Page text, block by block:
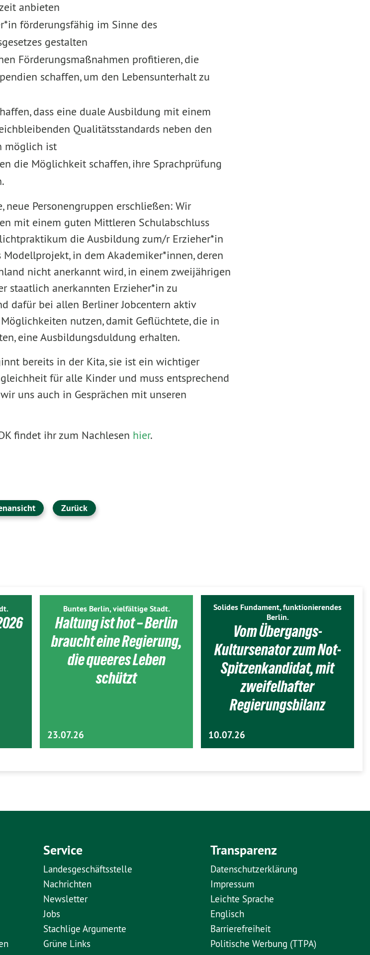
anbieten
förderungsfähig im Sinne des
gestalten
Förderungsmaßnahmen profitieren, die
schaffen, um den Lebensunterhalt zu
dass eine duale Ausbildung mit einem
Qualitätsstandards neben den
möglich ist
die Möglichkeit schaffen, ihre Sprachprüfung
Personengruppen erschließen: Wir
mit einem guten Mittleren Schulabschluss
die Ausbildung zum/r Erzieher*in
in dem Akademiker*innen, deren
nicht anerkannt wird, in einem zweijährigen
staatlich anerkannten Erzieher*in zu
dafür bei allen Berliner Jobcentern aktiv
nutzen, damit Geflüchtete, die in
eine Ausbildungsduldung erhalten.
bereits in der Kita, sie ist ein wichtiger
für alle Kinder und muss entsprechend
uns auch in Gesprächen mit unseren
findet ihr zum Nachlesen hier.
Zurück
Buntes Berlin, vielfältige Stadt.
Haltung ist hot – Berlin
braucht eine Regierung,
die queeres Leben
schützt
23.07.26
Solides Fundament, funktionierendes
Berlin.
Vom Übergangs-
Kultursenator zum Not-
Spitzenkandidat, mit
zweifelhafter
Regierungsbilanz
10.07.26
Service
Landesgeschäftsstelle
Nachrichten
Newsletter
Jobs
Stachlige Argumente
Grüne Links
Transparenz
Datenschutzerklärung
Impressum
Leichte Sprache
Englisch
Barrierefreiheit
Politische Werbung (TTPA)